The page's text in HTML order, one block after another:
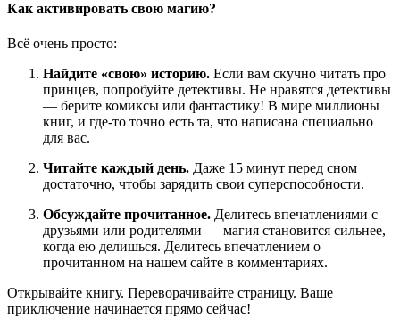
Как активировать свою магию?
Всё очень просто:
Найдите «свою» историю. Если вам скучно читать про
принцев, попробуйте детективы. Не нравятся детективы
— берите комиксы или фантастику! В мире миллионы
книг, и где-то точно есть та, что написана специально
для вас.
Читайте каждый день. Даже 15 минут перед сном
достаточно, чтобы зарядить свои суперспособности.
Обсуждайте прочитанное. Делитесь впечатлениями с
друзьями или родителями — магия становится сильнее,
когда ею делишься. Делитесь впечатлением о
прочитанном на нашем сайте в комментариях.
Открывайте книгу. Переворачивайте страницу. Ваше
приключение начинается прямо сейчас!